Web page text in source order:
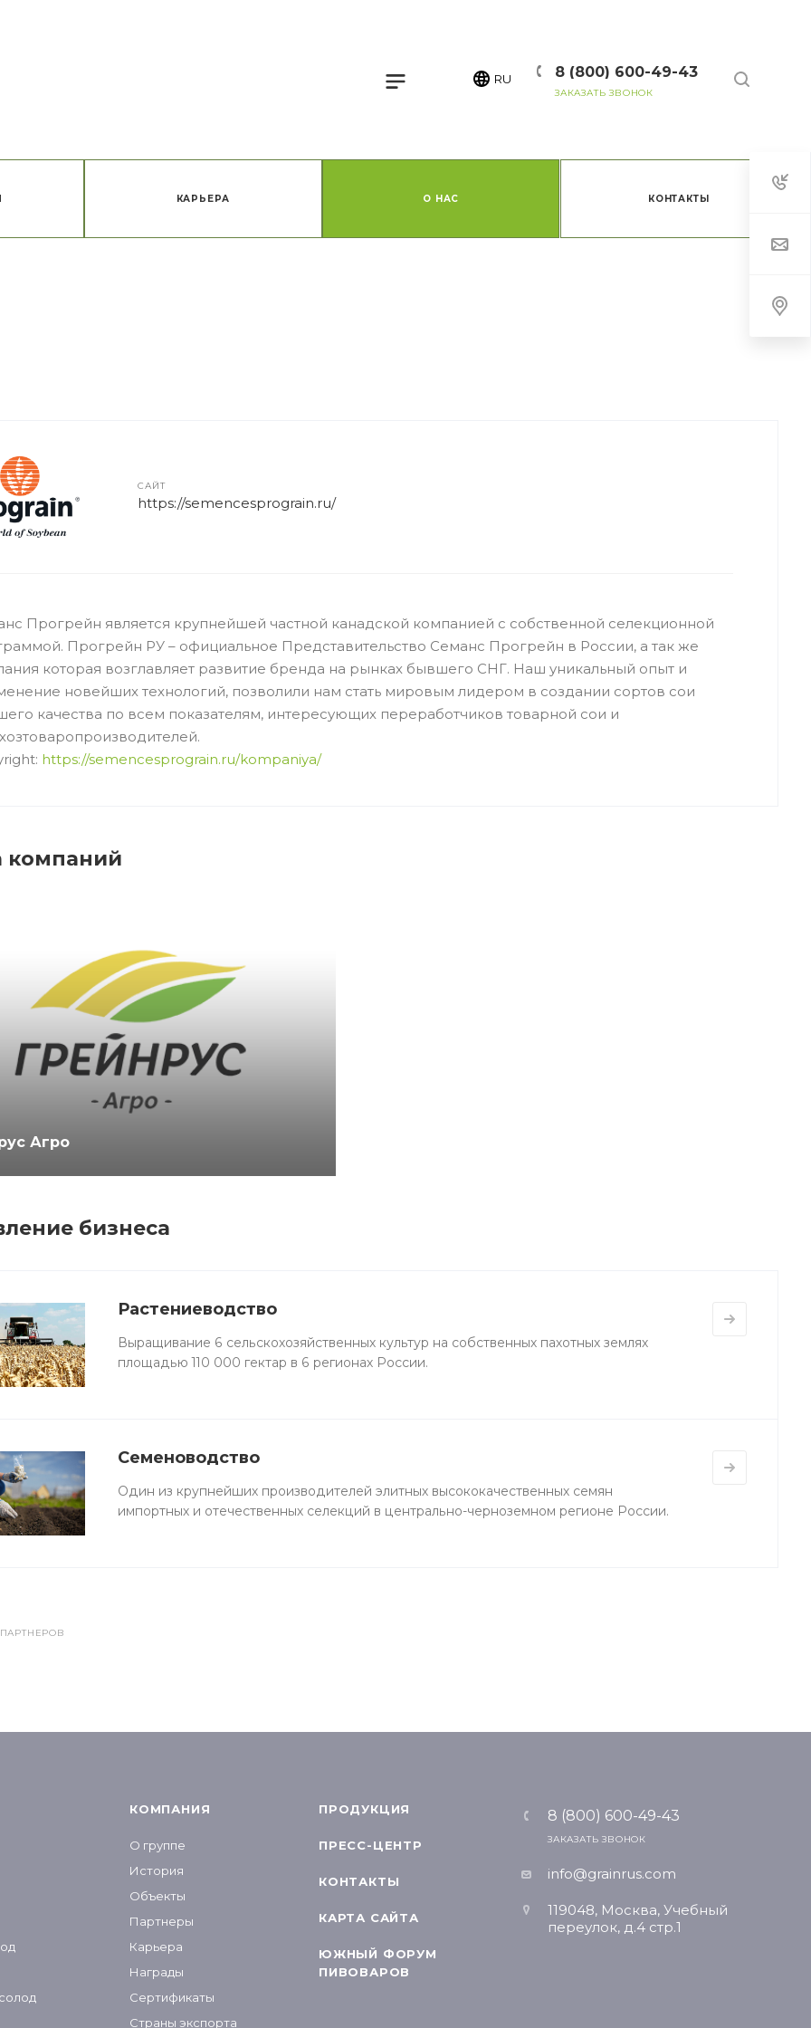
8 (800) 600-49-43
ЗАКАЗАТЬ ЗВОНОК
RU
КАРЬЕРА О НАС КОНТАКТЫ
САЙТ
https://semencesprograin.ru/
Прогрейн является крупнейшей частной канадской компанией с собственной селекционной
Прогрейн РУ – официальное Представительство Семанс Прогрейн в России, а так же
которая возглавляет развитие бренда на рынках бывшего СНГ. Наш уникальный опыт и
новейших технологий, позволили нам стать мировым лидером в создании сортов сои
качества по всем показателям, интересующих переработчиков товарной сои и
https://semencesprograin.ru/kompaniya/
компаний
Агро
бизнеса
Растениеводство
Выращивание 6 сельскохозяйственных культур на собственных пахотных землях
площадью 110 000 гектар в 6 регионах России.
Семеноводство
Один из крупнейших производителей элитных высококачественных семян
импортных и отечественных селекций в центрально-черноземном регионе России.
КОМПАНИЯ
О группе
История
Объекты
Партнеры
Карьера
Награды
Сертификаты
Страны экспорта
ПРОДУКЦИЯ
ПРЕСС-ЦЕНТР
КОНТАКТЫ
КАРТА САЙТА
ЮЖНЫЙ ФОРУМ
ПИВОВАРОВ
8 (800) 600-49-43
ЗАКАЗАТЬ ЗВОНОК
info@grainrus.com
119048, Москва, Учебный
переулок, д.4 стр.1